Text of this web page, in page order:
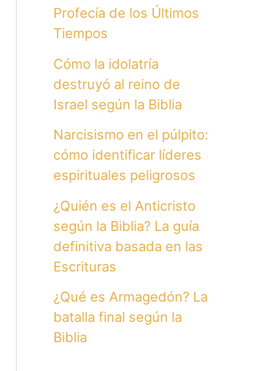
Profecía de los Últimos
Tiempos
Cómo la idolatría
destruyó al reino de
Israel según la Biblia
Narcisismo en el púlpito:
cómo identificar líderes
espirituales peligrosos
¿Quién es el Anticristo
según la Biblia? La guía
definitiva basada en las
Escrituras
¿Qué es Armagedón? La
batalla final según la
Biblia